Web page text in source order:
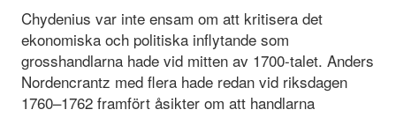
Chydenius var inte ensam om att kritisera det
ekonomiska och politiska inflytande som
grosshandlarna hade vid mitten av 1700-talet. Anders
Nordencrantz med flera hade redan vid riksdagen
1760–1762 framfört åsikter om att handlarna